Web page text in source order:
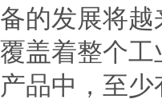
备的发展将
覆盖着整个
产品中，至